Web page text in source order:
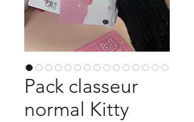
Pack classeur
normal Kitty